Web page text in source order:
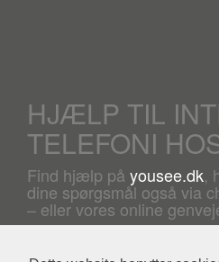
HJÆLP TIL
TELEFONI
Find hjælp på yousee.dk,
dine spørgsmål også via
– eller vores online